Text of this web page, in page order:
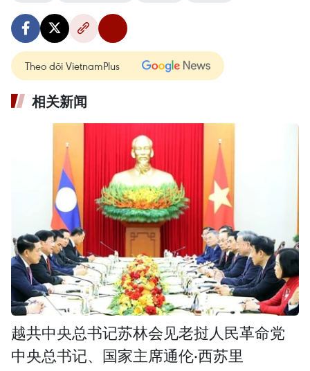
Theo dõi VietnamPlus
相关新闻
越共中央总书记苏林会见老挝人民革命党
中央总书记、国家主席通伦·西苏里